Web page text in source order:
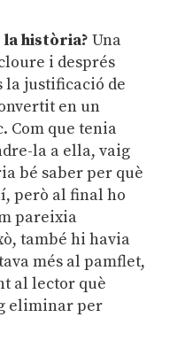
història? Una
i després
justificació de
en un
Com que tenia
la a ella, vaig
bé saber per què
però al final ho
pareixia
també hi havia
més al pamflet,
al lector què
eliminar per